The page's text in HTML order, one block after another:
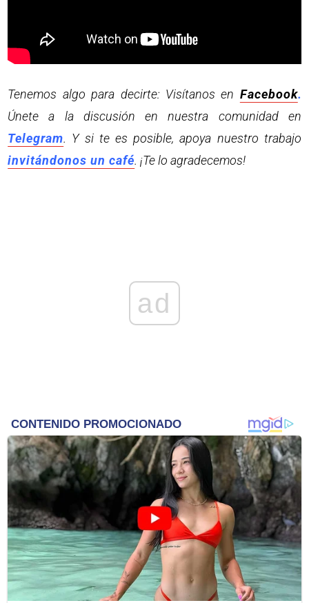
Tenemos algo para decirte: Visítanos en Facebook.
Únete a la discusión en nuestra comunidad en
Telegram. Y si te es posible, apoya nuestro trabajo
invitándonos un café. ¡Te lo agradecemos!
ad